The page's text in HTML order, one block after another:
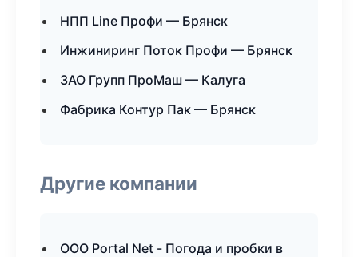
НПП Line Профи — Брянск
Инжиниринг Поток Профи — Брянск
ЗАО Групп ПроМаш — Калуга
Фабрика Контур Пак — Брянск
Другие компании
ООО Portal Net - Погода и пробки в